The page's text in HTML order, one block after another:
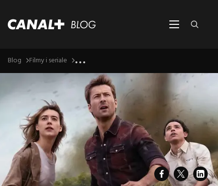
Blog Filmy i seriale ...